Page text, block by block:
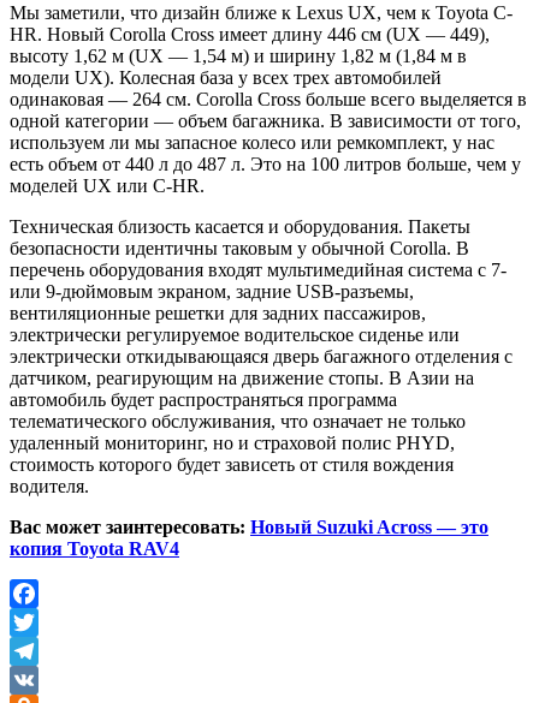
Мы заметили, что дизайн ближе к Lexus UX, чем к Toyota C-
HR. Новый Corolla Cross имеет длину 446 см (UX — 449),
высоту 1,62 м (UX — 1,54 м) и ширину 1,82 м (1,84 м в
модели UX). Колесная база у всех трех автомобилей
одинаковая — 264 см. Corolla Cross больше всего выделяется в
одной категории — объем багажника. В зависимости от того,
используем ли мы запасное колесо или ремкомплект, у нас
есть объем от 440 л до 487 л. Это на 100 литров больше, чем у
моделей UX или C-HR.
Техническая близость касается и оборудования. Пакеты
безопасности идентичны таковым у обычной Corolla. В
перечень оборудования входят мультимедийная система с 7-
или 9-дюймовым экраном, задние USB-разъемы,
вентиляционные решетки для задних пассажиров,
электрически регулируемое водительское сиденье или
электрически откидывающаяся дверь багажного отделения с
датчиком, реагирующим на движение стопы. В Азии на
автомобиль будет распространяться программа
телематического обслуживания, что означает не только
удаленный мониторинг, но и страховой полис PHYD,
стоимость которого будет зависеть от стиля вождения
водителя.
Вас может заинтересовать: Новый Suzuki Across — это
копия Toyota RAV4
Facebook
Twitter
Telegram